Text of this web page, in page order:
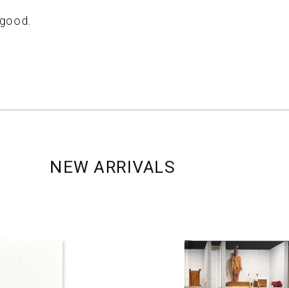
NEW ARRIVALS